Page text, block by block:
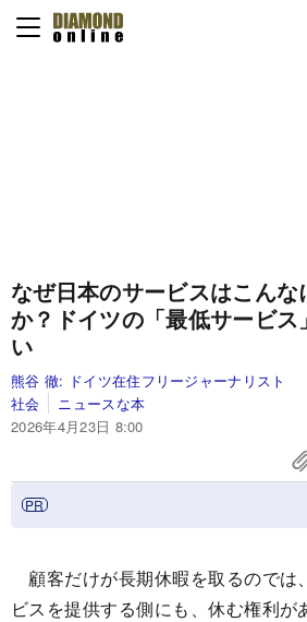
なぜ日本のサービスはこん
か？ドイツの「最低サービ
い
熊谷 徹: ドイツ在住フリージャーナリスト
社会
ニュースな本
2026年4月23日 8:00
顧客だけが長期休暇を取るのでは
ビスを提供する側にも、休む権利が